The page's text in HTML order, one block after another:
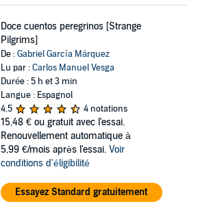
Doce cuentos peregrinos [Strange
Pilgrims]
De :Gabriel García Márquez
Lu par :Carlos Manuel Vesga
Durée : 5 h et 3 min
Langue : Espagnol
4,5
4 notations
15,48 € ou gratuit avec l'essai.
Renouvellement automatique à
5,99 €/mois après l'essai. Voir
conditions d'éligibilité
Essayez Standard gratuitement